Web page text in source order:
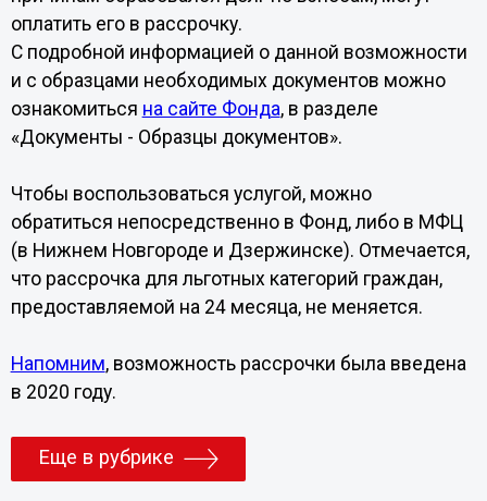
оплатить его в рассрочку.
С подробной информацией о данной возможности
и с образцами необходимых документов можно
ознакомиться на сайте Фонда, в разделе
«Документы - Образцы документов».
Чтобы воспользоваться услугой, можно
обратиться непосредственно в Фонд, либо в МФЦ
(в Нижнем Новгороде и Дзержинске). Отмечается,
что рассрочка для льготных категорий граждан,
предоставляемой на 24 месяца, не меняется.
Напомним, возможность рассрочки была введена
в 2020 году.
Еще в рубрике